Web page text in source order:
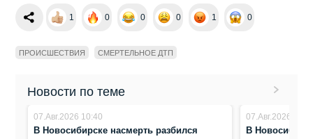
1 0 0 0 1 0
ПРОИСШЕСТВИЯ СМЕРТЕЛЬНОЕ ДТП
Новости по теме
07.Авг.2026 10:40
В Новосибирске насмерть разбился
07.Авг.2026
В